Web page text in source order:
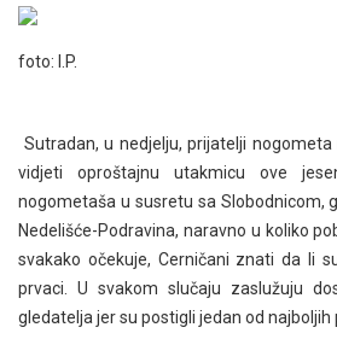
foto: I.P.
Sutradan, u nedjelju, prijatelji
vidjeti oproštajnu utakmicu ove
nogometaša u susretu sa Slobodnicom,
Nedelišće-Podravina, naravno u koliko
svakako očekuje, Cerničani znati da li
prvaci. U svakom slučaju zaslužuju
gledatelja jer su postigli jedan od najboljih